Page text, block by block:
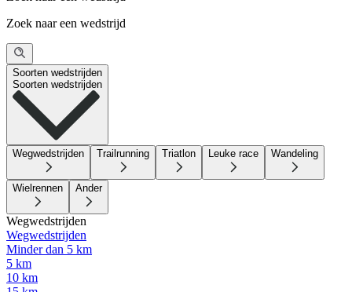
Zoek naar een wedstrijd
Soorten wedstrijden
Soorten wedstrijden
Wegwedstrijden Trailrunning Triatlon Leuke race Wandeling
Wielrennen Ander
Wegwedstrijden
Wegwedstrijden
Minder dan 5 km
5 km
10 km